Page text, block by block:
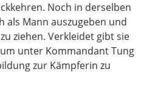
Noch in derselben
als Mann auszugeben und
ziehen. Verkleidet gibt sie
unter Kommandant Tung
zur Kämpferin zu